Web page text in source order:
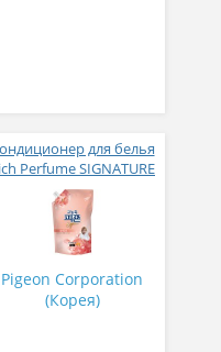
для белья
Perfume SIGNATURE
парфюмированный
супер-концентрат с
ароматом Фиеста 1,6 л
Pigeon Corporation
(Корея)